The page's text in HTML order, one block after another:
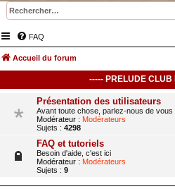
FAQ
Accueil du forum
----- PRELUDE CLUB
Présentation des utilisateurs
Avant toute chose, parlez-nous de vous
Modérateur : Modérateurs
Sujets : 4298
FAQ et tutoriels
Besoin d'aide, c'est ici
Modérateur : Modérateurs
Sujets : 9